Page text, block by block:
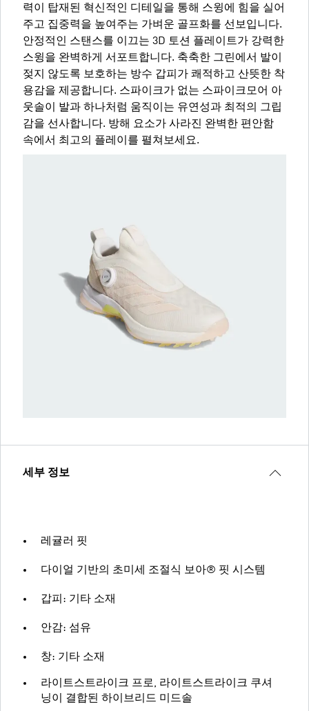
력이 탑재된 혁신적인 디테일을 통해 스윙에 힘을 실어
주고 집중력을 높여주는 가벼운 골프화를 선보입니다.
안정적인 스탠스를 이끄는 3D 토션 플레이트가 강력한
스윙을 완벽하게 서포트합니다. 축축한 그린에서 발이
젖지 않도록 보호하는 방수 갑피가 쾌적하고 산뜻한 착
용감을 제공합니다. 스파이크가 없는 스파이크모어 아
웃솔이 발과 하나처럼 움직이는 유연성과 최적의 그립
감을 선사합니다. 방해 요소가 사라진 완벽한 편안함
속에서 최고의 플레이를 펼쳐보세요.
세부 정보
레귤러 핏
다이얼 기반의 초미세 조절식 보아® 핏 시스템
갑피: 기타 소재
안감: 섬유
창: 기타 소재
라이트스트라이크 프로, 라이트스트라이크 쿠셔
닝이 결합된 하이브리드 미드솔